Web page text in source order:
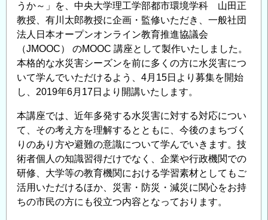
推
進
コ
ン
ソ
ー
シ
ア
ム
第
2
回
共
同
うか～」を、中央大学理工学部都市環境学科 山田正
教授、有川太郎教授に企画・監修いただき、一般社団
法人日本オープンオンライン教育推進協議会
（JMOOC） のMOOC 講座として製作いたしました。
本格的な水災害シーズンを前に多くの方に水災害につ
いて学んでいただけるよう、4月15日より募集を開始
し、2019年6月17日より開講いたします。
本講座では、近年多発する水災害に対する対応につい
て、その考え方を理解するとともに、今後のまちづく
りのあり方や避難の意識について学んでいきます。技
術者個人の知識習得だけでなく、企業や行政機関での
研修、大学等の教育機関における学習素材としてもご
活用いただけるほか、災害・防災・減災に関心をお持
ちの市民の方にも役立つ内容となっております。